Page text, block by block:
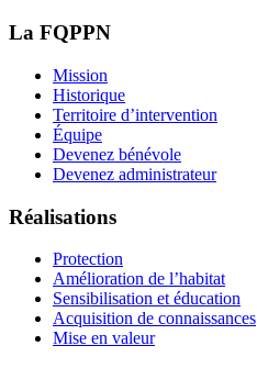
La FQPPN
Mission
Historique
Territoire d’intervention
Équipe
Devenez bénévole
Devenez administrateur
Réalisations
Protection
Amélioration de l’habitat
Sensibilisation et éducation
Acquisition de connaissances
Mise en valeur